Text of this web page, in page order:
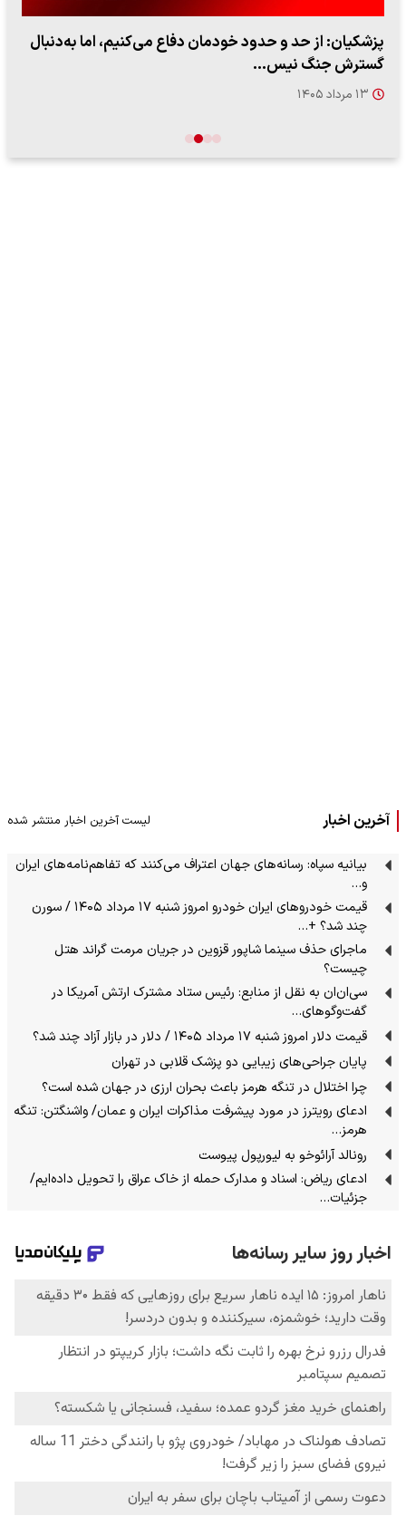
پزشکیان: از حد و حدود خودمان دفاع می‌کنیم، اما به‌دنبال
گسترش جنگ نیس…
۱۳ مرداد ۱۴۰۵
آخرین اخبار لیست آخرین اخبار منتشر شده
بیانیه سپاه: رسانه‌های جهان اعتراف می‌کنند که تفاهم‌نامه‌های ایران
و…
قیمت خودرو‌های ایران خودرو امروز شنبه ۱۷ مرداد ۱۴۰۵ / سورن
چند شد؟ +…
ماجرای حذف سینما شاپور قزوین در جریان مرمت گراند هتل
چیست؟
سی‌ان‌ان‌ به نقل از منابع: رئیس ستاد مشترک ارتش آمریکا در
گفت‌وگوهای…
قیمت دلار امروز شنبه ۱۷ مرداد ۱۴۰۵ / دلار در بازار آزاد چند شد؟
پایان جراحی‌های زیبایی دو پزشک قلابی در تهران
چرا اختلال در تنگه هرمز باعث بحران ارزی در جهان شده است؟
ادعای رویترز در مورد پیشرفت مذاکرات ایران و عمان/ واشنگتن: تنگه
هرمز…
رونالد آرائوخو به لیورپول پیوست
ادعای ریاض: اسناد و مدارک حمله از خاک عراق را تحویل داده‌ایم/
جزئیات…